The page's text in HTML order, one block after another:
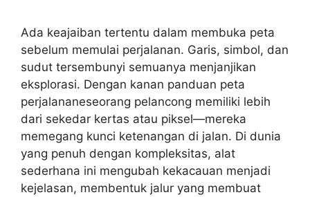
Ada keajaiban tertentu dalam membuka peta
sebelum memulai perjalanan. Garis, simbol, dan
sudut tersembunyi semuanya menjanjikan
eksplorasi. Dengan kanan panduan peta
perjalananeseorang pelancong memiliki lebih
dari sekedar kertas atau piksel—mereka
memegang kunci ketenangan di jalan. Di dunia
yang penuh dengan kompleksitas, alat
sederhana ini mengubah kekacauan menjadi
kejelasan, membentuk jalur yang membuat